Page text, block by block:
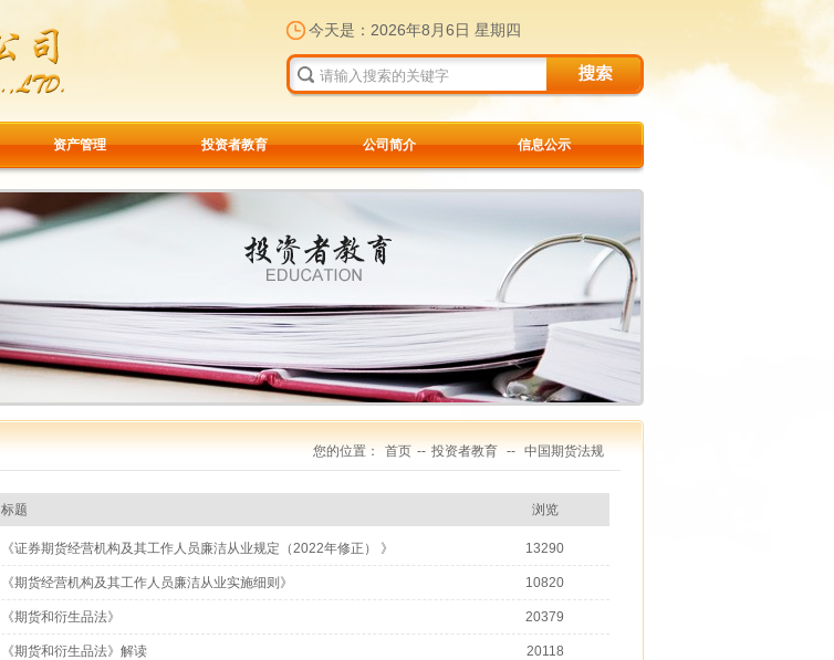
今天是： 2026年8月6日 星期四
资产管理 投资者教育 公司简介 信息公示
您的位置： 首页 -- 投资者教育 -- 中国期货法规
标题 浏览
《证券期货经营机构及其工作人员廉洁从业规定（2022年修正） 》 13290
《期货经营机构及其工作人员廉洁从业实施细则》 10820
《期货和衍生品法》 20379
《期货和衍生品法》解读 20118